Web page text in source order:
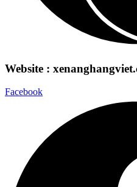
Website :
Facebook